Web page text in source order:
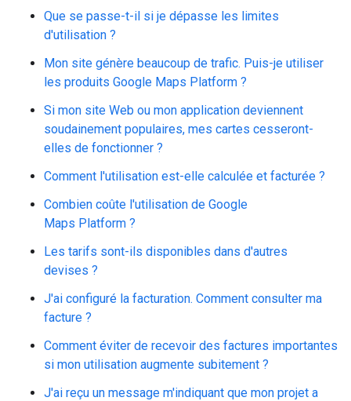
Que se passe-t-il si je dépasse les limites
d'utilisation ?
Mon site génère beaucoup de trafic. Puis-je utiliser
les produits Google Maps Platform ?
Si mon site Web ou mon application deviennent
soudainement populaires, mes cartes cesseront-
elles de fonctionner ?
Comment l'utilisation est-elle calculée et facturée ?
Combien coûte l'utilisation de Google
Maps Platform ?
Les tarifs sont-ils disponibles dans d'autres
devises ?
J'ai configuré la facturation. Comment consulter ma
facture ?
Comment éviter de recevoir des factures importantes
si mon utilisation augmente subitement ?
J'ai reçu un message m'indiquant que mon projet a